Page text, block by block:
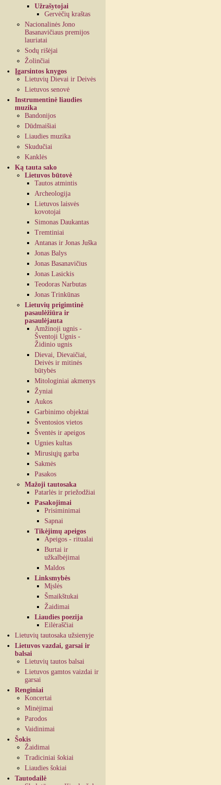
Užrašytojai
Gervėčių kraštas
Nacionalinės Jono
Basanavičiaus premijos
lauriatai
Sodų rišėjai
Žolinčiai
Įgarsintos knygos
Lietuvių Dievai ir Deivės
Lietuvos senovė
Instrumentinė liaudies
muzika
Bandonijos
Dūdmaišiai
Liaudies muzika
Skudučiai
Kanklės
Ką tauta sako
Lietuvos būtovė
Tautos atmintis
Archeologija
Lietuvos laisvės
kovotojai
Simonas Daukantas
Tremtiniai
Antanas ir Jonas Juška
Jonas Balys
Jonas Basanavičius
Jonas Lasickis
Teodoras Narbutas
Jonas Trinkūnas
Lietuvių prigimtinė
pasaulėžiūra ir
pasaulėjauta
Amžinoji ugnis -
Šventoji Ugnis -
Židinio ugnis
Dievai, Dievaičiai,
Deivės ir mitinės
būtybės
Mitologiniai akmenys
Žyniai
Aukos
Garbinimo objektai
Šventosios vietos
Šventės ir apeigos
Ugnies kultas
Mirusiųjų garba
Sakmės
Pasakos
Mažoji tautosaka
Patarlės ir priežodžiai
Pasakojimai
Prisiminimai
Sapnai
Tikėjimų apeigos
Apeigos - ritualai
Burtai ir
užkalbėjimai
Maldos
Linksmybės
Mįslės
Šmaikštukai
Žaidimai
Liaudies poezija
Eilėraščiai
Lietuvių tautosaka užsienyje
Lietuvos vazdai, garsai ir
balsai
Lietuvių tautos balsai
Lietuvos gamtos vaizdai ir
garsai
Renginiai
Koncertai
Minėjimai
Parodos
Vaidinimai
Šokis
Žaidimai
Tradiciniai šokiai
Liaudies šokiai
Tautodailė